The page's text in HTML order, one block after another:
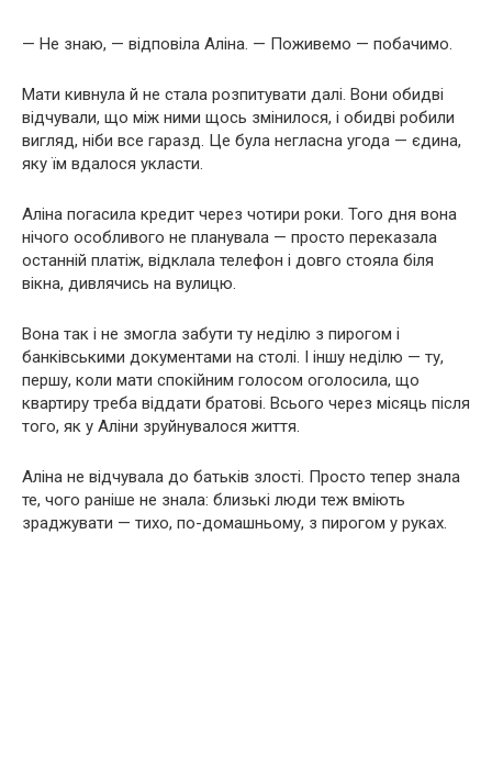
— Не знаю, — відповіла Аліна. — Поживемо — побачимо.
Мати кивнула й не стала розпитувати далі. Вони обидві
відчували, що між ними щось змінилося, і обидві робили
вигляд, ніби все гаразд. Це була негласна угода — єдина,
яку їм вдалося укласти.
Аліна погасила кредит через чотири роки. Того дня вона
нічого особливого не планувала — просто переказала
останній платіж, відклала телефон і довго стояла біля
вікна, дивлячись на вулицю.
Вона так і не змогла забути ту неділю з пирогом і
банківськими документами на столі. І іншу неділю — ту,
першу, коли мати спокійним голосом оголосила, що
квартиру треба віддати братові. Всього через місяць після
того, як у Аліни зруйнувалося життя.
Аліна не відчувала до батьків злості. Просто тепер знала
те, чого раніше не знала: близькі люди теж вміють
зраджувати — тихо, по-домашньому, з пирогом у руках.